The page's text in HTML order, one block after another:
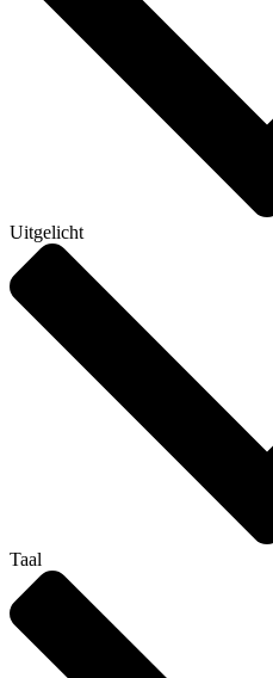
Uitgelicht
Taal